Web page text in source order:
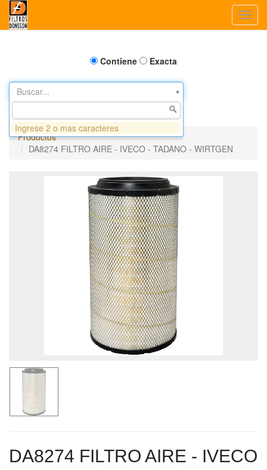
Contiene Exacta
Buscar...
Productos
DA8274 FILTRO AIRE - IVECO - TADANO - WIRTGEN
DA8274 FILTRO AIRE - IVECO
Ingrese 2 o mas caracteres